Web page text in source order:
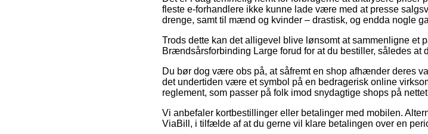
fleste e-forhandlere ikke kunne lade være med at presse
drenge, samt til mænd og kvinder – drastisk, og endda nogle
Trods dette kan det alligevel blive lønsomt at sammenligne et
Brændsårsforbinding Large forud for at du bestiller, således at
Du bør dog være obs på, at såfremt en shop afhænder deres
det undertiden være et symbol på en bedragerisk online
reglement, som passer på folk imod snydagtige shops på
Vi anbefaler kortbestillinger eller betalinger med mobilen.
ViaBill, i tilfælde af at du gerne vil klare betalingen over en